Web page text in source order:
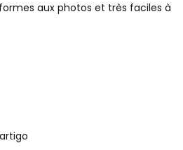
aux photos et très faciles à